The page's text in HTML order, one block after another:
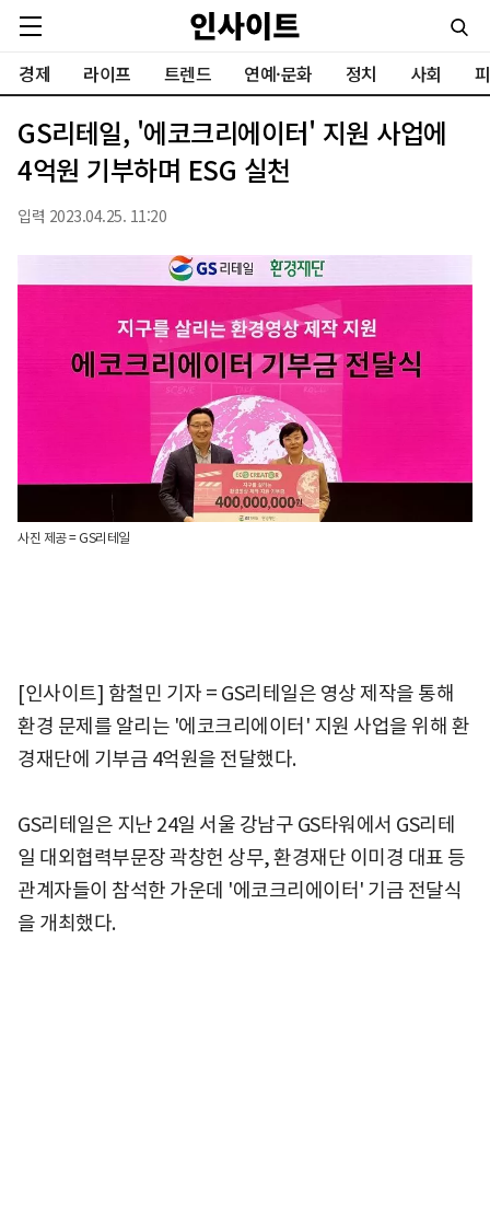
경제 라이프 트렌드 연예·문화 정치 사회
GS리테일, '에코크리에이터' 지원 사업에
4억원 기부하며 ESG 실천
입력 2023.04.25. 11:20
사진 제공 = GS리테일
[인사이트] 함철민 기자 = GS리테일은 영상 제작을 통해
환경 문제를 알리는 '에코크리에이터' 지원 사업을 위해 환
경재단에 기부금 4억원을 전달했다.
GS리테일은 지난 24일 서울 강남구 GS타워에서 GS리테
일 대외협력부문장 곽창헌 상무, 환경재단 이미경 대표 등
관계자들이 참석한 가운데 '에코크리에이터' 기금 전달식
을 개최했다.